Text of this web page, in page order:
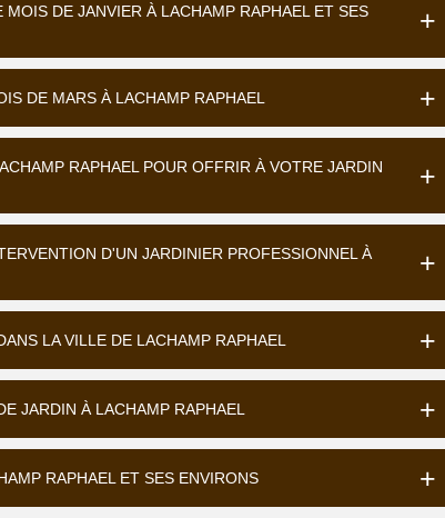
DE JANVIER À LACHAMP RAPHAEL ET SES
DE MARS À LACHAMP RAPHAEL
RAPHAEL POUR OFFRIR À VOTRE JARDIN
D'UN JARDINIER PROFESSIONNEL À
LA VILLE DE LACHAMP RAPHAEL
JARDIN À LACHAMP RAPHAEL
RAPHAEL ET SES ENVIRONS